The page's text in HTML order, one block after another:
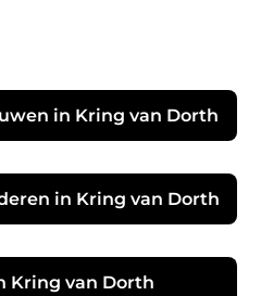
in Kring van Dorth
in Kring van Dorth
Kring van Dorth